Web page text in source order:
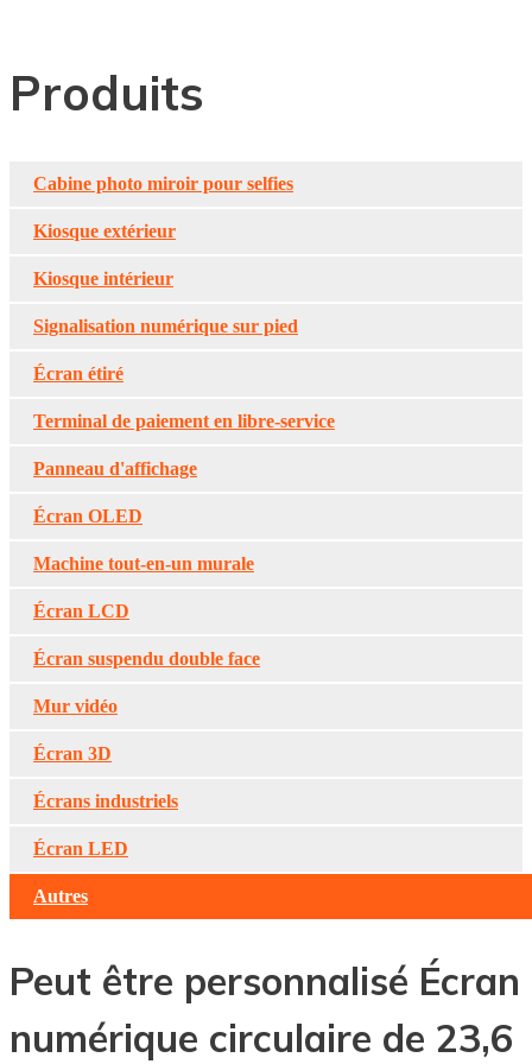
Produits
Cabine photo miroir pour selfies
Kiosque extérieur
Kiosque intérieur
Signalisation numérique sur pied
Écran étiré
Terminal de paiement en libre-service
Panneau d'affichage
Écran OLED
Machine tout-en-un murale
Écran LCD
Écran suspendu double face
Mur vidéo
Écran 3D
Écrans industriels
Écran LED
Autres
Peut être personnalisé Écran
numérique circulaire de 23,6